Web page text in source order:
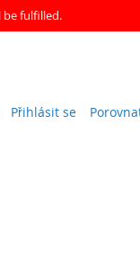
be fulfilled.
Přihlásit se